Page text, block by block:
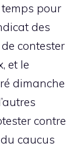
pour
des
contester
et le
dimanche
contre
caucus